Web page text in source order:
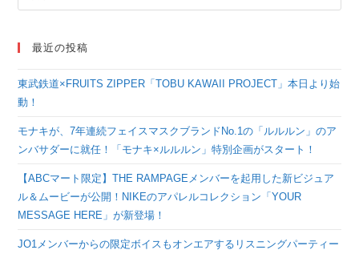
すH&Mメンズの最新
最近の投稿
東武鉄道×FRUITS ZIPPER「TOBU KAWAII PROJECT」本日より始
動！
モナキが、7年連続フェイスマスクブランドNo.1の「ルルルン」のア
ンバサダーに就任！「モナキ×ルルルン」特別企画がスタート！
【ABCマート限定】THE RAMPAGEメンバーを起用した新ビジュア
ル＆ムービーが公開！NIKEのアパレルコレクション「YOUR
MESSAGE HERE」が新登場！
JO1メンバーからの限定ボイスもオンエアするリスニングパーティー